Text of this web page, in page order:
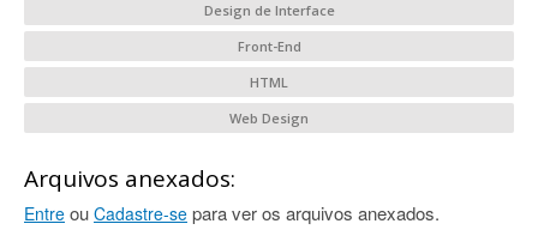
Design de Interface
Front-End
HTML
Web Design
Arquivos anexados:
Entre ou Cadastre-se para ver os arquivos anexados.